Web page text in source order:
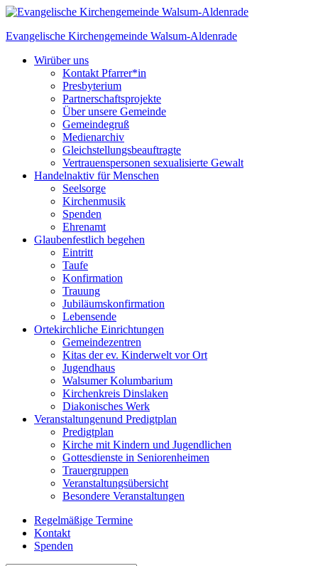
Skip
content
Evangelische Kirchengemeinde Walsum-Aldenrade
Wirüber uns
Kontakt Pfarrer*in
Presbyterium
Partnerschaftsprojekte
Über unsere Gemeinde
Gemeindegruß
Medienarchiv
Gleichstellungs­beauftragte
Vertrauenspersonen sexualisierte Gewalt
Handelnaktiv für Menschen
Seelsorge
Kirchenmusik
Spenden
Ehrenamt
Glaubenfestlich begehen
Eintritt
Taufe
Konfirmation
Trauung
Jubiläumskonfirmation
Lebensende
Ortekirchliche Einrichtungen
Gemeindezentren
Kitas der ev. Kinderwelt vor Ort
Jugendhaus
Walsumer Kolumbarium
Kirchenkreis Dinslaken
Diakonisches Werk
Veranstaltungenund Predigtplan
Predigtplan
Kirche mit Kindern und Jugendlichen
Gottesdienste in Seniorenheimen
Trauergruppen
Veranstaltungsübersicht
Besondere Veranstaltungen
Regelmäßige Termine
Kontakt
Spenden